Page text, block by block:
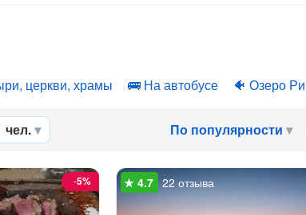
церкви, храмы На автобусе Озеро
чел. По популярности
-5% 22 отзыва